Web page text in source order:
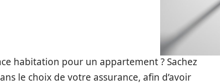
habitation pour un appartement ? Sachez
le choix de votre assurance, afin d’avoir